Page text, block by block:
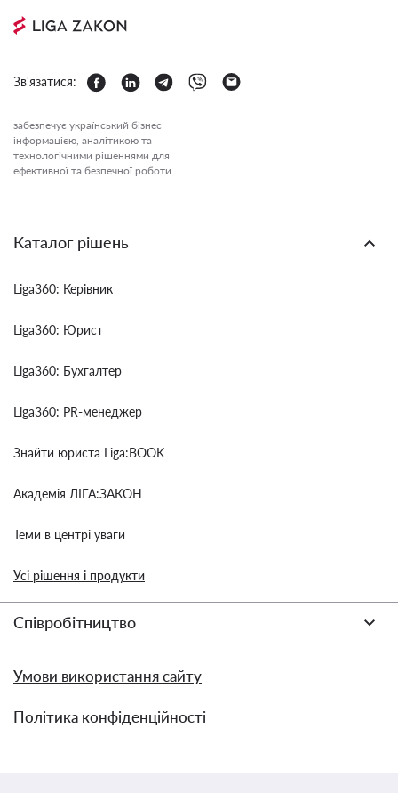
Зв'язатися:
забезпечує український бізнес
інформацією, аналітикою та
технологічними рішеннями для
ефективної та безпечної роботи.
Каталог рішень
Liga360: Керівник
Liga360: Юрист
Liga360: Бухгалтер
Liga360: PR-менеджер
Знайти юриста Liga:BOOK
Академія ЛІГА:ЗАКОН
Теми в центрі уваги
Усі рішення і продукти
Співробітництво
Умови використання сайту
Політика конфіденційності